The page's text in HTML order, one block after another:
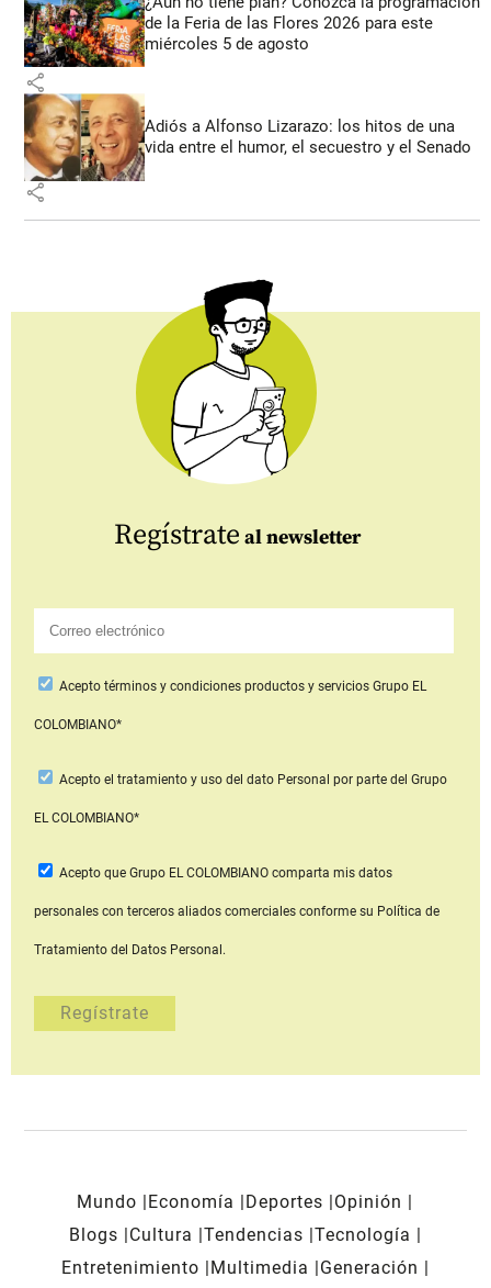
de la Feria de las Flores 2026 para este
miércoles 5 de agosto
share
Adiós a Alfonso Lizarazo: los hitos de una
vida entre el humor, el secuestro y el Senado
share
Regístrate al newsletter
Aceptotérminos y condiciones productos y serviciosGrupo EL
COLOMBIANO*
Acepto el tratamiento y uso del dato Personal por parte del Grupo
EL COLOMBIANO*
Acepto que Grupo EL COLOMBIANOcomparta mis datos
personales con terceros aliados comerciales conforme su Política de
Tratamiento del Datos Personal.
Mundo Economía Deportes
Opinión
Blogs
Cultura Tendencias Tecnología
Entretenimiento
Multimedia
Generación